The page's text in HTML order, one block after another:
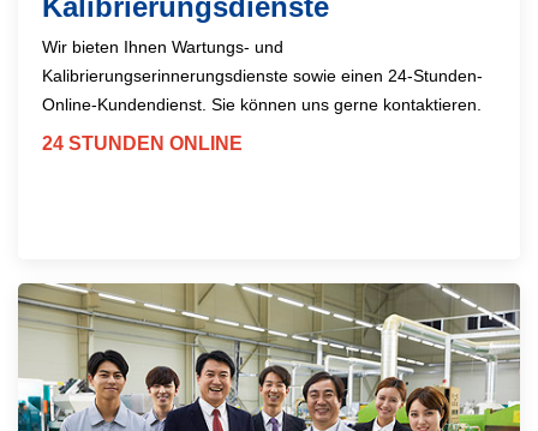
Wir bieten Ihnen Wartungs- und
Kalibrierungserinnerungsdienste sowie einen 24-Stunden-
Online-Kundendienst. Sie können uns gerne kontaktieren.
24 STUNDEN ONLINE